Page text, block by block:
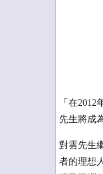
「在
先生將成
對雲先生
者的理想